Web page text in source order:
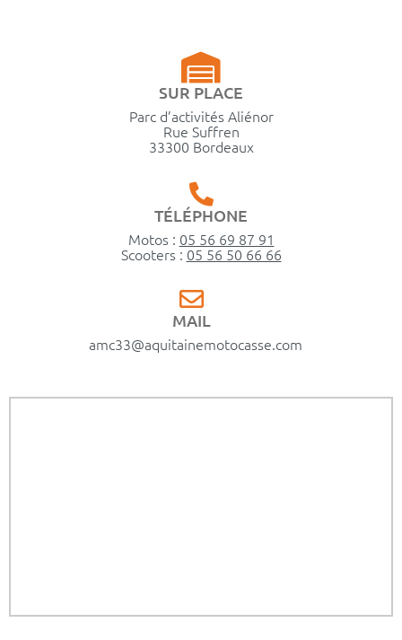
SUR PLACE
Parc d’activités Aliénor
Rue Suffren
33300 Bordeaux
TÉLÉPHONE
Motos : 05 56 69 87 91
Scooters : 05 56 50 66 66
MAIL
amc33@aquitainemotocasse.com